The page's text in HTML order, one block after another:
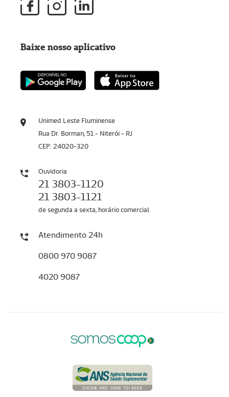
Unimed Leste Fluminense
Rua Dr. Borman, 51 - Niterói - RJ
CEP: 24020-320
Ouvidoria
21 3803-1120
21 3803-1121
de segunda a sexta, horário comercial
Atendimento 24h
0800 970 9087
4020 9087
Baixe nosso aplicativo